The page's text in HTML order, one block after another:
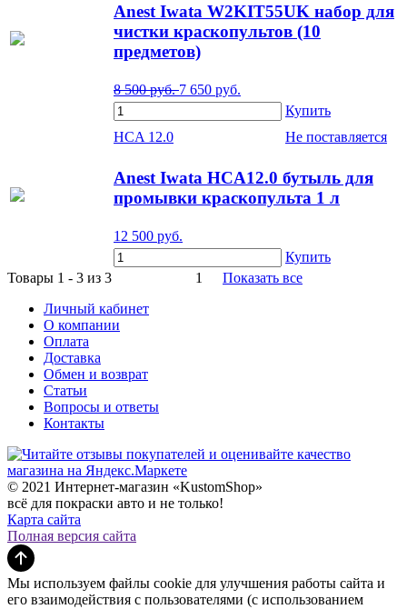
Anest Iwata W2KIT55UK набор для
чистки краскопультов (10
предметов)
8 500руб. 7 650 руб.
Купить
HCA 12.0
Не поставляется
Anest Iwata HCA12.0 бутыль для
промывки краскопульта 1 л
12 500 руб.
Купить
Товары 1 - 3 из 3
1
Показать все
Личный кабинет
О компании
Оплата
Доставка
Обмен и возврат
Статьи
Вопросы и ответы
Контакты
© 2021 Интернет-магазин «KustomShop»
всё для покраски авто и не только!
Карта сайта
Полная версия сайта
Мы используем файлы cookie для улучшения работы сайта и
его взаимодействия с пользователями (с использованием